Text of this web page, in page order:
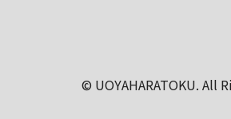
© UOYAHARATOKU. All